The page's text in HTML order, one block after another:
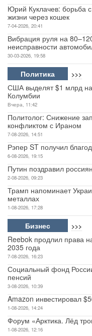
Юрий Куклачев: борьба
жизни через кошек
7-04-2026, 20:41
Вибрация руля на
неисправности
30-03-2026, 19:58
Политика >>>
США выделят $1 млрд на
Колумбии
Вчера, 11:42
Политолог: Снижение
конфликтом с Ираном
7-08-2026, 14:51
Рэпер ST получил
6-08-2026, 19:15
Путин поздравил
2-08-2026, 09:23
Трамп напоминает
металлах
1-08-2026, 17:28
Бизнес >>>
Reebok продлил права
2035 года
7-08-2026, 16:23
Социальный фонд
пенсий
3-08-2026, 10:39
Amazon инвестировал
1-08-2026, 14:24
Форум «Арктика. Лёд
1-08-2026, 12:16